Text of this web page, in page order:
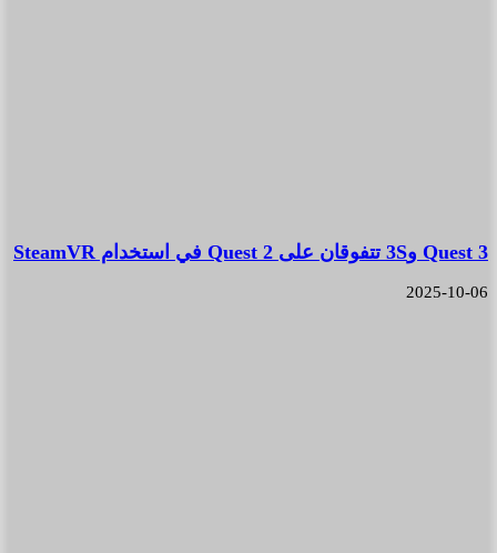
Quest 3 و3S تتفوقان على Quest 2 في استخدام SteamVR
2025-10-06